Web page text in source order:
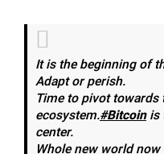
It is the beginning of
Adapt or perish.
Time to pivot towards
ecosystem.#Bitcoinis
center.
Whole new world